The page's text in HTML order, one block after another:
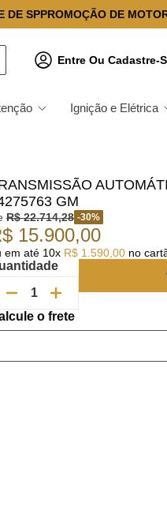
DE SPPROMOÇÃO DE
Entre Ou Cadastre-
Ignição e Elétrica
GM
R$ 22.714,28 -30%
15.900,00
em até 10x R$ 1 590 00 no